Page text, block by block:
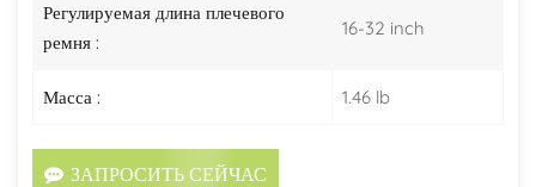
Регулируемая длина плечевого
ремня :
16-32 inch
Масса : 1.46 lb
ЗАПРОСИТЬ СЕЙЧАС